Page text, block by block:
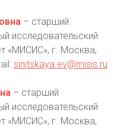
– старший
исследовательский
«МИСИС», г. Москва,
sinitskaya.ev@misis.ru
– старший
исследовательский
«МИСИС», г. Москва,